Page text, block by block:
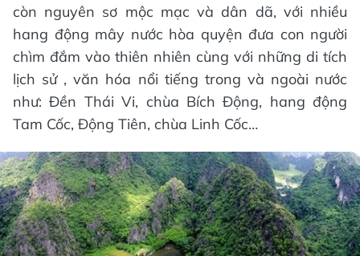
còn nguyên sơ mộc mạc và dân dã, với nhiều
hang động mây nước hòa quyện đưa con người
chìm đắm vào thiên nhiên cùng với những di tích
lịch sử , văn hóa nổi tiếng trong và ngoài nước
như: Đền Thái Vi, chùa Bích Động, hang động
Tam Cốc, Động Tiên, chùa Linh Cốc…